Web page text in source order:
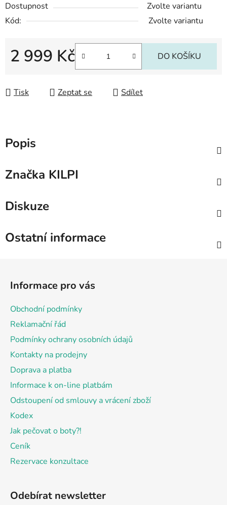
Dostupnost
Zvolte variantu
Kód:
Zvolte variantu
2 999 Kč DO KOŠÍKU
Tisk Zeptat se Sdílet
Popis
Značka KILPI
Diskuze
Ostatní informace
Informace pro vás
Obchodní podmínky
Reklamační řád
Podmínky ochrany osobních údajů
Kontakty na prodejny
Doprava a platba
Informace k on-line platbám
Odstoupení od smlouvy a vrácení zboží
Kodex
Jak pečovat o boty?!
Ceník
Rezervace konzultace
Odebírat newsletter